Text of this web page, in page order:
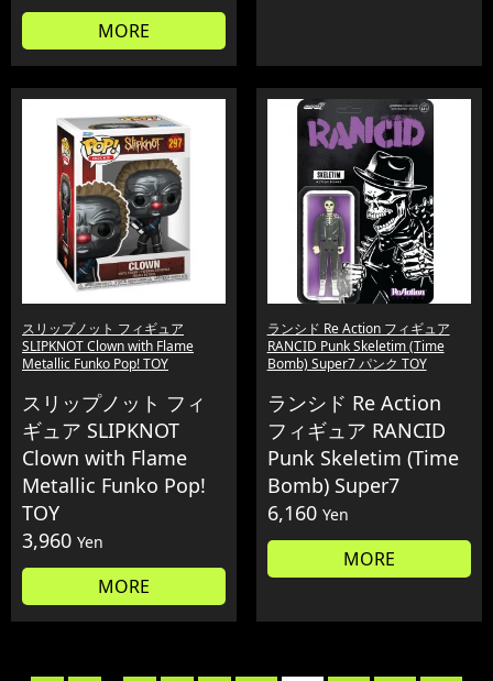
MORE
スリップノット フィギュア
SLIPKNOT Clown with Flame
Metallic Funko Pop! TOY
スリップノット フィ
ギュア SLIPKNOT
Clown with Flame
Metallic Funko Pop!
TOY
3,960 Yen
MORE
ランシド Re Action フィギュア
RANCID Punk Skeletim (Time
Bomb) Super7 パンク TOY
ランシド Re Action
フィギュア RANCID
Punk Skeletim (Time
Bomb) Super7
6,160 Yen
MORE